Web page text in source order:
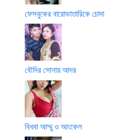
ফেসবুকের বারোভাতারিকে চোদা
বৌদির সোনায় আদর
বিধবা আম্মু ও আংকেল